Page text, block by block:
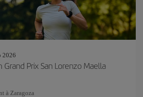
2026
Prix San Lorenzo Maella
à Zaragoza